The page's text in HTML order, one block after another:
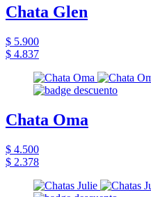
Chata Glen
$ 5.900
$ 4.837
Chata Oma
$ 4.500
$ 2.378